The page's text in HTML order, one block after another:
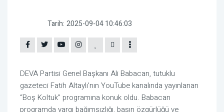
Tarih: 2025-09-04 10:46:03
DEVA Partisi Genel Başkanı Ali Babacan, tutuklu
gazeteci Fatih Altaylı’nın YouTube kanalında yayınlanan
“Boş Koltuk” programına konuk oldu. Babacan
programda yargı bağımsızlığı, basın özgürlüğü ve